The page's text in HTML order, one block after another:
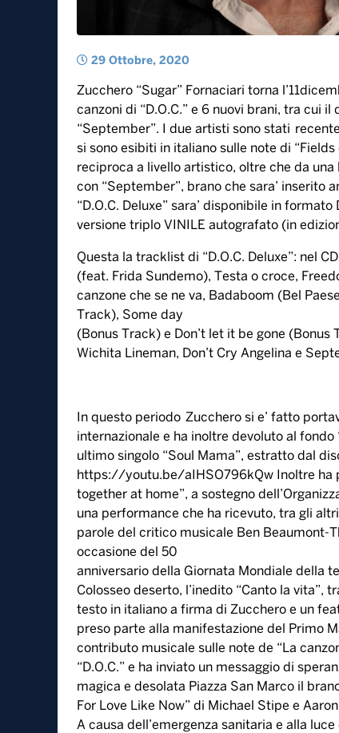
29 Ottobre, 2020
Zucchero “Sugar” Fornaciari torna
canzoni di “D.O.C.” e 6 nuovi brani, tra cui
“September”. I due artisti sono stati
si sono esibiti in italiano sulle note di
reciproca a livello artistico, oltre che da
con “September”, brano che sara’ inserito
“D.O.C. Deluxe” sara’ disponibile in
versione triplo VINILE autografato (in
Questa la tracklist di “D.O.C. Deluxe”: nel
(feat. Frida Sundemo), Testa o croce,
canzone che se ne va, Badaboom (Bel
Track), Some day
(Bonus Track) e Don’t let it be gone (Bonus
Wichita Lineman, Don’t Cry Angelina e
In questo periodo Zucchero si e’ fatto
internazionale e ha inoltre devoluto al
ultimo singolo “Soul Mama”, estratto dal
https://youtu.be/aIHSO796kQw Inoltre ha
together at home”, a sostegno
una performance che ha ricevuto, tra gli
parole del critico musicale Ben Beaumont-
occasione del 50
anniversario della Giornata Mondiale della
Colosseo deserto, l’inedito “Canto la vita”,
testo in italiano a firma di Zucchero e un
preso parte alla manifestazione del Primo
contributo musicale sulle note de “La
“D.O.C.” e ha inviato un messaggio di
magica e desolata Piazza San Marco il
For Love Like Now” di Michael Stipe e
A causa dell’emergenza sanitaria e alla